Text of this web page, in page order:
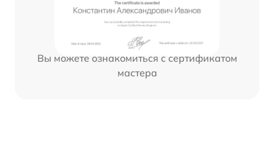
Вы можете ознакомиться с сертификатом
мастера